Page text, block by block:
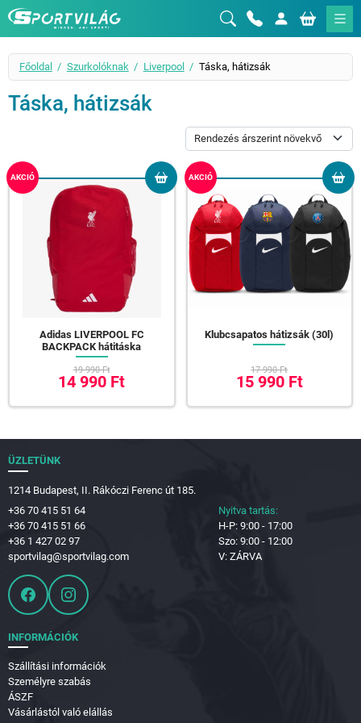
Sportvilág
Főoldal Szurkolóknak Liverpool Táska, hátizsák
Táska, hátizsák
AKCIÓ
Adidas LIVERPOOL FC
BACKPACK hátitáska
19 990 Ft
14 990 Ft
AKCIÓ
Klubcsapatos hátizsák (30l)
17 990 Ft
15 990 Ft
ÜZLETÜNK
1214 Budapest, II. Rákóczi Ferenc út 185.
+36 70 415 51 64
+36 70 415 51 66
+36 1 427 02 97
sportvilag@sportvilag.com
Nyitva tartás:
H-P: 9:00 - 17:00
Szo: 9:00 - 12:00
V: ZÁRVA
INFORMÁCIÓK
Szállítási információk
Személyre szabás
ÁSZF
Vásárlástól való elállás